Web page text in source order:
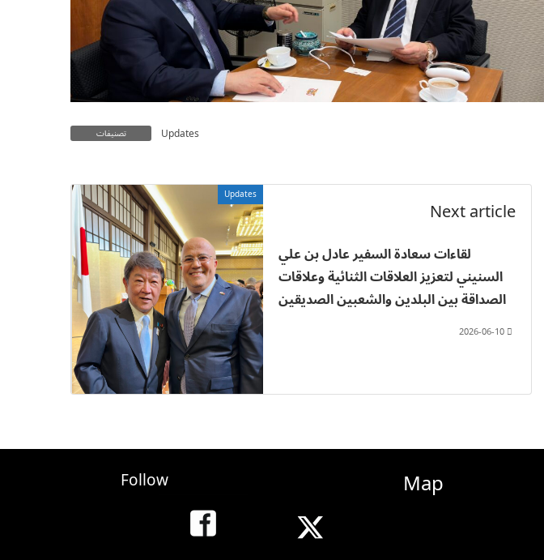
تصنيفات Updates
Updates
Next article
لقاءات سعادة السفير عادل بن علي
السنيني لتعزيز العلاقات الثنائية وعلاقات
الصداقة بين البلدين والشعبين الصديقين
2026-06-10
Map
Follow